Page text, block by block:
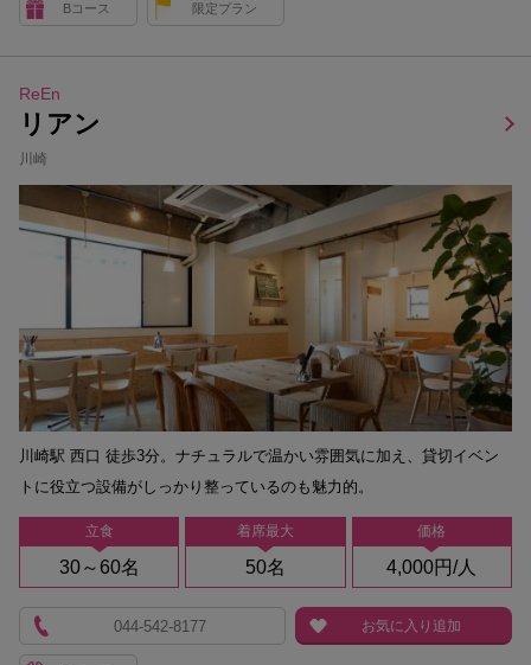
Bコース 限定プラン
ReEn
リアン
川崎
立食
30～60名
着席最大
50名
価格
4,000円/人
川崎駅 西口 徒歩3分。ナチュラルで温かい雰囲気に加え、貸切イベン
トに役立つ設備がしっかり整っているのも魅力的。
044-542-8177 お気に入り追加